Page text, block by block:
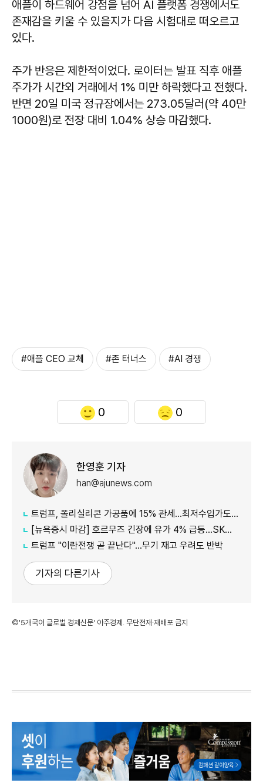
애플이 하드웨어 강점을 넘어 AI 플랫폼 경쟁에서도
존재감을 키울 수 있을지가 다음 시험대로 떠오르고
있다.
주가 반응은 제한적이었다. 로이터는 발표 직후 애플
주가가 시간외 거래에서 1% 미만 하락했다고 전했다.
반면 20일 미국 정규장에서는 273.05달러(약 40만
1000원)로 전장 대비 1.04% 상승 마감했다.
#애플 CEO 교체 #존 터너스 #AI 경쟁
0 0
한영훈 기자
han@ajunews.com
트럼프, 폴리실리콘 가공품에 15% 관세…최저수입가도 도입
[뉴욕증시 마감] 호르무즈 긴장에 유가 4% 급등…SK하이닉스 ADR 5%↓
트럼프 "이란전쟁 곧 끝난다"…무기 재고 우려도 반박
기자의 다른기사
©'5개국어 글로벌 경제신문' 아주경제. 무단전재·재배포 금지